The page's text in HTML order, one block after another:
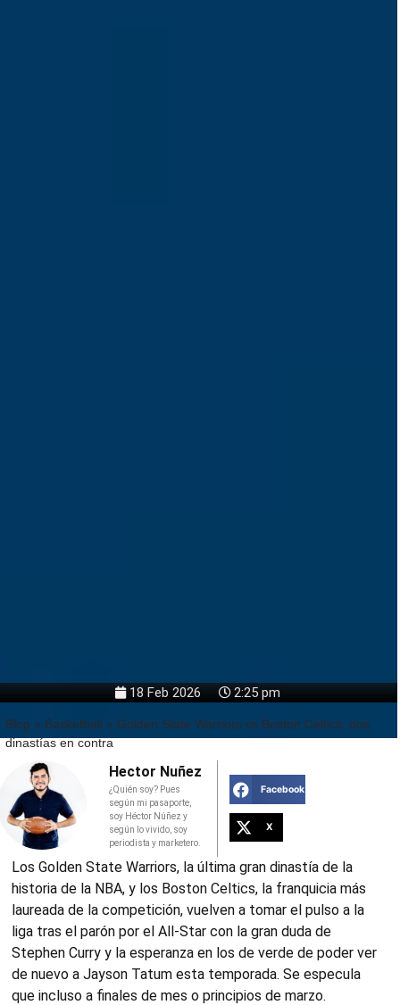
18 Feb 2026 2:25 pm
Blog » Basketball » Golden State Warriors vs Boston Celtics: dos
dinastías en contra
Hector Nuñez
¿Quién soy? Pues
según mi pasaporte,
soy Héctor Núñez y
según lo vivido, soy
periodista y marketero.
Facebook
X
Los Golden State Warriors, la última gran dinastía de la
historia de la NBA, y los Boston Celtics, la franquicia más
laureada de la competición, vuelven a tomar el pulso a la
liga tras el parón por el All-Star con la gran duda de
Stephen Curry y la esperanza en los de verde de poder ver
de nuevo a Jayson Tatum esta temporada. Se especula
que incluso a finales de mes o principios de marzo.